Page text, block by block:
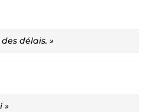
délais. »
»